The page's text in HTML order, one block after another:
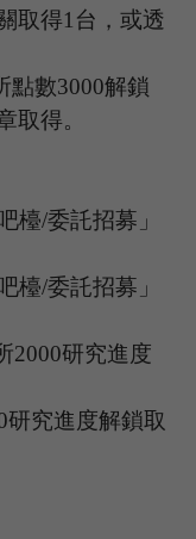
取得1台，或透
點數3000解鎖
取得。
檯/委託招募」
檯/委託招募」
2000研究進度
研究進度解鎖取